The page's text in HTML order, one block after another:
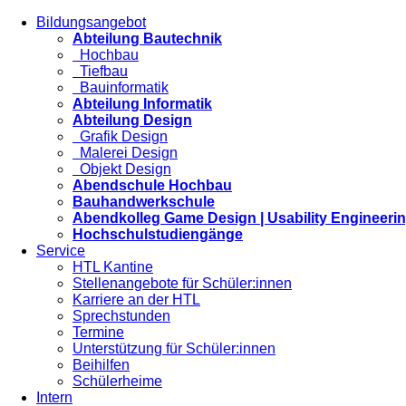
Bildungsangebot
Abteilung Bautechnik
Hochbau
Tiefbau
Bauinformatik
Abteilung Informatik
Abteilung Design
Grafik Design
Malerei Design
Objekt Design
Abendschule Hochbau
Bauhandwerkschule
Abendkolleg Game Design | Usability
Hochschulstudiengänge
Service
HTL Kantine
Stellenangebote für Schüler:innen
Karriere an der HTL
Sprechstunden
Termine
Unterstützung für Schüler:innen
Beihilfen
Schülerheime
Intern